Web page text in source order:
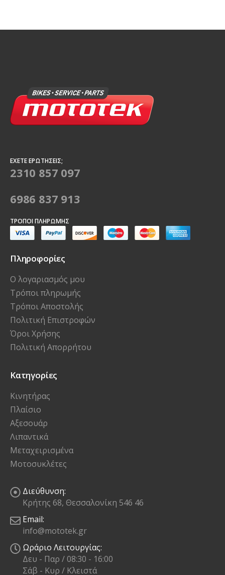
ΈΧΕΤΕ ΕΡΩΤΉΣΕΙΣ;
2310 857 097
6986 837 913
ΤΡΌΠΟΙ ΠΛΗΡΩΜΉΣ
Πληροφορίες
Ο λογαριασμός μου
Τρόποι πληρωμής
Τρόποι Αποστολής
Πολιτική Επιστροφών
Όροι Χρήσης
Πολιτική Απορρήτου
Κατηγορίες
Κινητήρας
Πλαίσιο
Αξεσουάρ
Λιπαντικά
Μεταχειρισμένα
Μοτοσυκλέτες
Διεύθυνση:
Κρήτης 68, Θεσσαλονίκη 546 46
Email:
info@mototek.gr
Ωράριο Λειτουργίας:
Δευ - Παρ / 08:30 - 16:00
Σάβ - Κυρ / Κλειστά